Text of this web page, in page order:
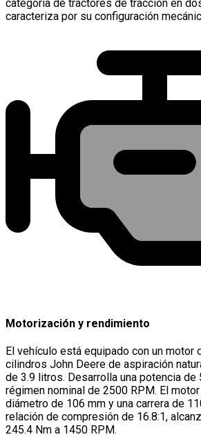
categoría de tractores de tracción en
caracteriza por su configuración
Motorización y rendimiento
El vehículo está equipado con un motor
cilindros John Deere de aspiración
de 3.9 litros. Desarrolla una potencia de
régimen nominal de 2500 RPM. El
diámetro de 106 mm y una carrera de
relación de compresión de 16.8:1,
245.4 Nm a 1450 RPM.